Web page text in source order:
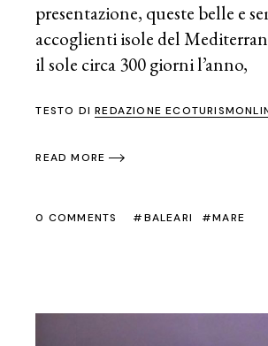
presentazione, queste belle e
accoglienti isole del
il sole circa 300 giorni l’anno,
TESTO DIREDAZIONE
READ MORE
0 COMMENTS BALEARI MARE